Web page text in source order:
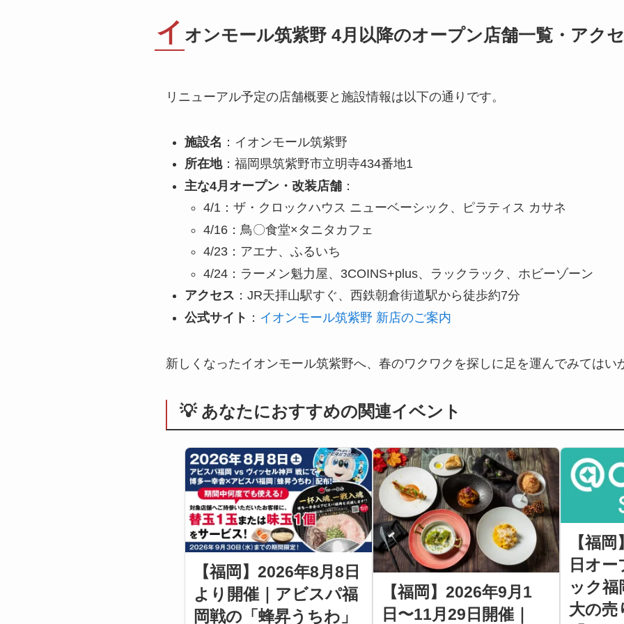
イ オンモール筑紫野 4月以降のオープン店舗一覧・アク
リニューアル予定の店舗概要と施設情報は以下の通りです。
施設名 ：イオンモール筑紫野
所在地：福岡県筑紫野市立明寺434番地1
主な4月オープン・改装店舗 ：
4/1：ザ・クロックハウス ニューベーシック、ピラティス カサネ
4/16：鳥〇食堂×タニタカフェ
4/23：アエナ、ふるいち
4/24：ラーメン魁力屋、3COINS+plus、ラックラック、ホビーゾーン
アクセス ：JR天拝山駅すぐ、西鉄朝倉街道駅から徒歩約7分
公式サイト ： イオンモール筑紫野 新店のご案内
新しくなったイオンモール筑紫野へ、春のワクワクを探しに足を運んでみてはい
💡 あなたにおすすめの関連イベント
【福岡】2026年8月8日
より開催｜アビスパ福
岡戦の「蜂昇うちわ」
【福岡】2026年9月1
日〜11月29日開催｜
【福
日オ
ック福
大の売